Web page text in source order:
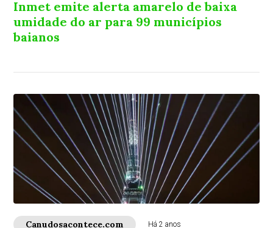
Inmet emite alerta amarelo de baixa
umidade do ar para 99 municípios
baianos
Canudosacontece.com Há 2 anos